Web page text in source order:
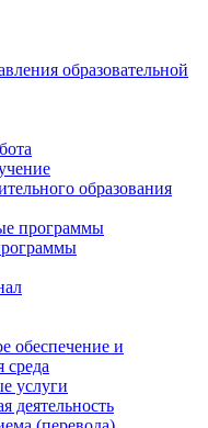
образовательной
образования
программы
обеспечение и
среда
услуги
деятельность